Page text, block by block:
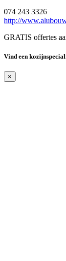
074 243 3326
http://
GRATIS offertes
Vind een
×